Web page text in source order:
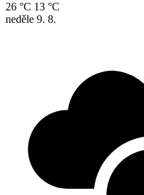
26 °C 13 °C
neděle 9. 8.